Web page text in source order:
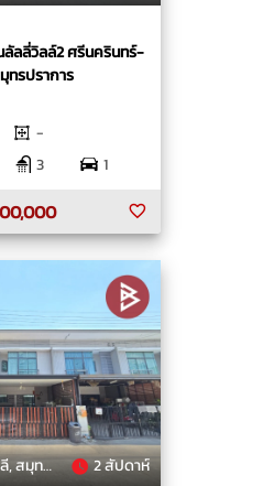
ลัลลี่วิลล์2 ศรีนครินทร์-
ทรปราการ
-
3
1
ปราการ 2 สัปดาห์